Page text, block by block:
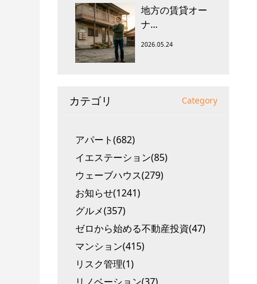
地方の賃貸オー
ナ...
2026.05.24
カテゴリ Category
アパート(682)
イエステーション(85)
ウェーブハウス(279)
お知らせ(1241)
グルメ(357)
ゼロから始める不動産投資(47)
マンション(415)
リスク管理(1)